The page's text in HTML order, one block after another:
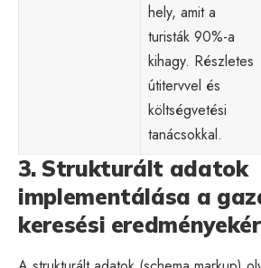
hely, amit a
turisták 90%-a
kihagy. Részletes
útitervvel és
költségvetési
tanácsokkal.
3. Strukturált adatok
implementálása a
keresési